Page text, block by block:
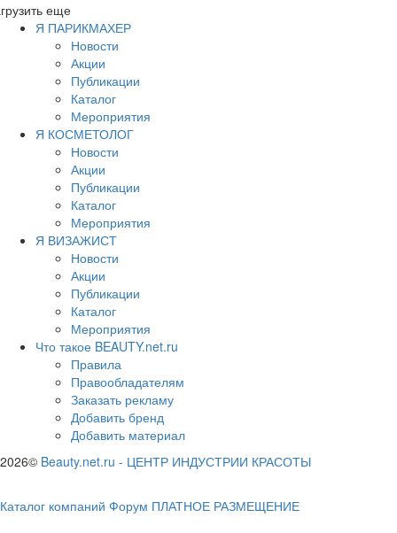
еще
Я ПАРИКМАХЕР
Новости
Акции
Публикации
Каталог
Мероприятия
Я КОСМЕТОЛОГ
Новости
Акции
Публикации
Каталог
Мероприятия
Я ВИЗАЖИСТ
Новости
Акции
Публикации
Каталог
Мероприятия
Что такое BEAUTY.net.ru
Правила
Правообладателям
Заказать рекламу
Добавить бренд
Добавить материал
2026© Beauty.net.ru - ЦЕНТР ИНДУСТРИИ КРАСОТЫ
Каталог компаний Форум ПЛАТНОЕ РАЗМЕЩЕНИЕ